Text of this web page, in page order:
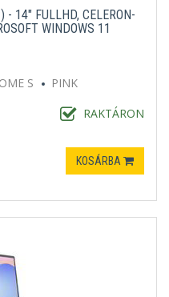
- 14" FULLHD, CELERON-
WINDOWS 11
S
PINK
RAKTÁRON
KOSÁRBA